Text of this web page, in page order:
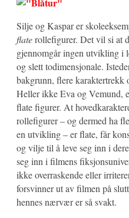
Silje og Kaspar er
flaterollefigurer. Det vil si at
gjennomgår ingen utvikling i
og slett todimensjonale.
bakgrunn, flere karaktertrekk
Heller ikke Eva og Vemund,
flate figurer. At
rollefigurer – og dermed ha
en utvikling – er flate, får
og vilje til å leve seg inn i
seg inn i filmens
ikke overraskende eller
forsvinner ut av filmen på
hennes nærvær er så svakt.